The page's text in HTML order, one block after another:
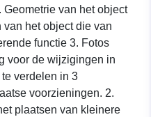
van het object
het object die van
functie 3. Fotos
voor de wijzigingen in
verdelen in 3
voorzieningen. 2.
plaatsen van kleinere